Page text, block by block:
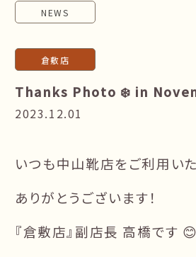
NEWS
倉敷店
Thanks Photo ❄️ in
2023.12.01
いつも中山靴店をご利用い
ありがとうございます！
『倉敷店』副店長 高橋です 😊